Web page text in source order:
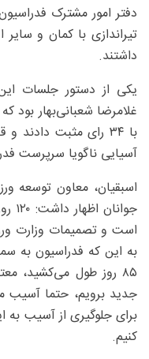
دفتر امور مشترک
تیراندازی با کمان و
داشتند.
یکی از دستور جلسات
با ۳۴ رای مثبت دادند
آسیایی ناگویا سرپرست
اسبقیان، معاون توسعه
است و تصمیمات وزارت
به این که فدراسیون
۸۵ روز طول می‌کشید،
جدید برویم، حتما آسیب
برای جلوگیری از آسیب به
کنیم.